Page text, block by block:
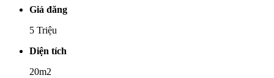
Giá đăng
5 Triệu
Diện tích
20m2